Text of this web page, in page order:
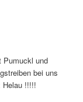
Pumuckl und
bei uns
Helau !!!!!